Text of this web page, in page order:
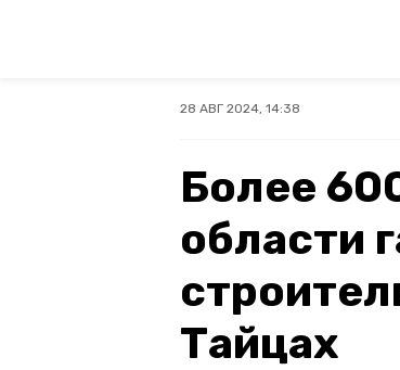
28 АВГ 2024, 14:38
Более
области
Тайцах